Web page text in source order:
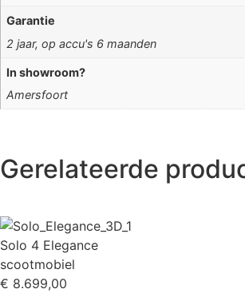
Garantie
2 jaar, op accu's 6 maanden
In showroom?
Amersfoort
Gerelateerde
Solo 4 Elegance
scootmobiel
€ 8.699,00